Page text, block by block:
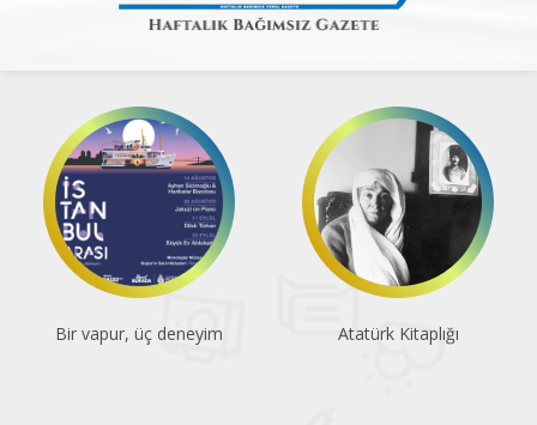
Bir vapur, üç deneyim Atatürk Kitaplığı